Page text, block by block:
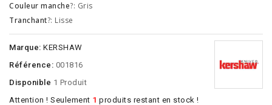
Couleur manche?: Gris
Tranchant?: Lisse
Marque: KERSHAW
Référence: 001816
Disponible 1 Produit
Attention ! Seulement 1 produits restant en stock !